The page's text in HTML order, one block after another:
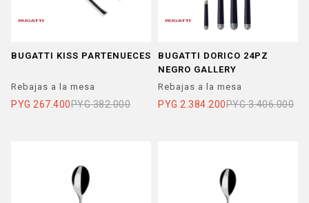
BUGATTI KISS PARTENUECES
Rebajas a la mesa
PYG 267.400PYG 382.000
BUGATTI DORICO 24PZ
NEGRO GALLERY
Rebajas a la mesa
PYG 2.384.200PYG 3.406.000